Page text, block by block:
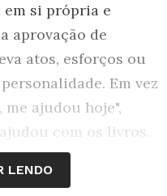
em si própria e
aprovação de
atos, esforços ou
Em vez
me ajudou hoje",
com os livros.
los".
LENDO